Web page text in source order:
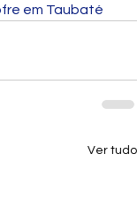
em Taubaté
Ver tudo